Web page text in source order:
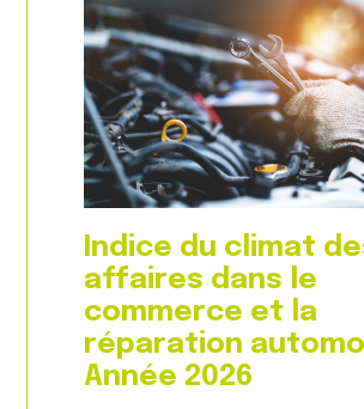
e
s
p
r
i
x
à
l
a
c
o
n
s
o
m
m
a
t
Indice du climat
affaires dans le
commerce et la
réparation
Année 2026